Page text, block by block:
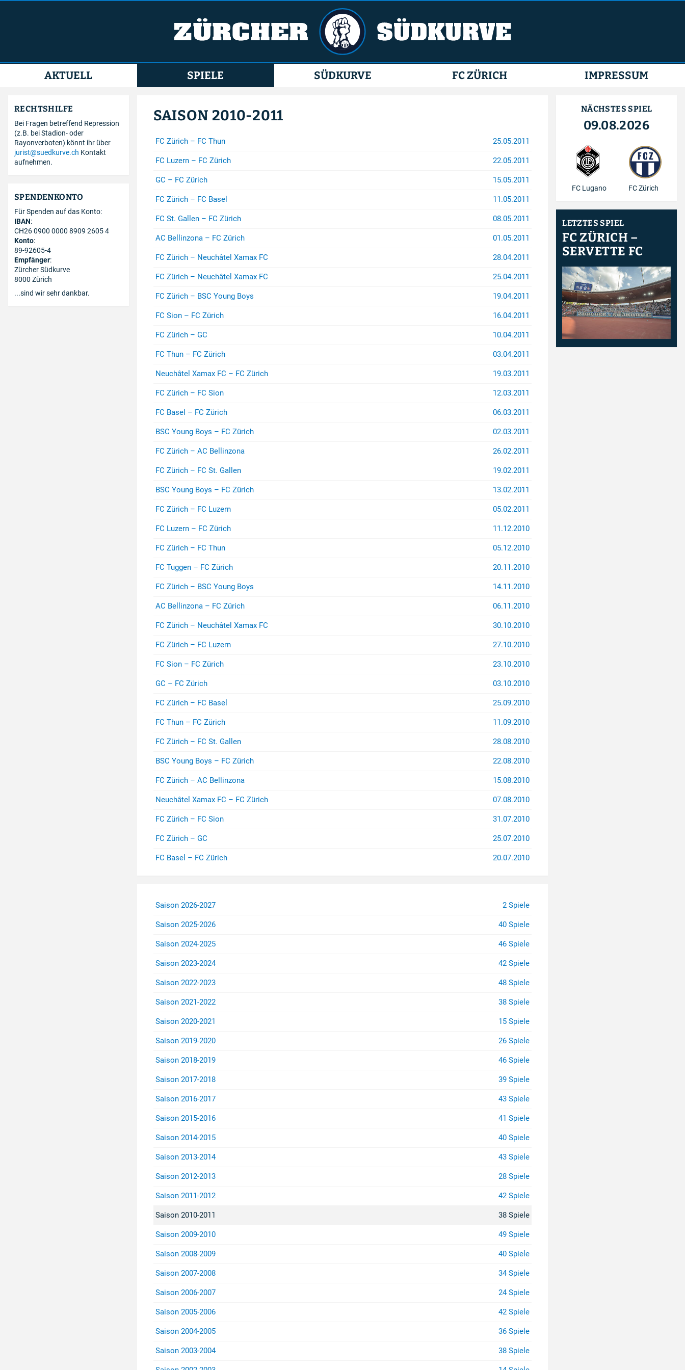
AKTUELL SPIELE SÜDKURVE FC ZÜRICH IMPRESSUM
SAISON 2010-2011
FC Zürich – FC Thun 25.05.2011
FC Luzern – FC Zürich 22.05.2011
GC – FC Zürich 15.05.2011
FC Zürich – FC Basel 11.05.2011
FC St. Gallen – FC Zürich 08.05.2011
AC Bellinzona – FC Zürich 01.05.2011
FC Zürich – Neuchâtel Xamax FC 28.04.2011
FC Zürich – Neuchâtel Xamax FC 25.04.2011
FC Zürich – BSC Young Boys 19.04.2011
FC Sion – FC Zürich 16.04.2011
FC Zürich – GC 10.04.2011
FC Thun – FC Zürich 03.04.2011
Neuchâtel Xamax FC – FC Zürich 19.03.2011
FC Zürich – FC Sion 12.03.2011
FC Basel – FC Zürich 06.03.2011
BSC Young Boys – FC Zürich 02.03.2011
FC Zürich – AC Bellinzona 26.02.2011
FC Zürich – FC St. Gallen 19.02.2011
BSC Young Boys – FC Zürich 13.02.2011
FC Zürich – FC Luzern 05.02.2011
FC Luzern – FC Zürich 11.12.2010
FC Zürich – FC Thun 05.12.2010
FC Tuggen – FC Zürich 20.11.2010
FC Zürich – BSC Young Boys 14.11.2010
AC Bellinzona – FC Zürich 06.11.2010
FC Zürich – Neuchâtel Xamax FC 30.10.2010
FC Zürich – FC Luzern 27.10.2010
FC Sion – FC Zürich 23.10.2010
GC – FC Zürich 03.10.2010
FC Zürich – FC Basel 25.09.2010
FC Thun – FC Zürich 11.09.2010
FC Zürich – FC St. Gallen 28.08.2010
BSC Young Boys – FC Zürich 22.08.2010
FC Zürich – AC Bellinzona 15.08.2010
Neuchâtel Xamax FC – FC Zürich 07.08.2010
FC Zürich – FC Sion 31.07.2010
FC Zürich – GC 25.07.2010
FC Basel – FC Zürich 20.07.2010
Saison 2026-2027 2 Spiele
Saison 2025-2026 40 Spiele
Saison 2024-2025 46 Spiele
Saison 2023-2024 42 Spiele
Saison 2022-2023 48 Spiele
Saison 2021-2022 38 Spiele
Saison 2020-2021 15 Spiele
Saison 2019-2020 26 Spiele
Saison 2018-2019 46 Spiele
Saison 2017-2018 39 Spiele
Saison 2016-2017 43 Spiele
Saison 2015-2016 41 Spiele
Saison 2014-2015 40 Spiele
Saison 2013-2014 43 Spiele
Saison 2012-2013 28 Spiele
Saison 2011-2012 42 Spiele
Saison 2010-2011 38 Spiele
Saison 2009-2010 49 Spiele
Saison 2008-2009 40 Spiele
Saison 2007-2008 34 Spiele
Saison 2006-2007 24 Spiele
Saison 2005-2006 42 Spiele
Saison 2004-2005 36 Spiele
Saison 2003-2004 38 Spiele
RECHTSHILFE
Bei Fragen betreffend Repression
(z.B. bei Stadion- oder
Rayonverboten) könnt ihr über
jurist@suedkurve.ch Kontakt
aufnehmen.
SPENDENKONTO
Für Spenden auf das Konto:
IBAN:
CH26 0900 0000 8909 2605 4
Konto:
89-92605-4
Empfänger:
Zürcher Südkurve
8000 Zürich
...sind wir sehr dankbar.
NÄCHSTES SPIEL
09.08.2026
FC Lugano FC Zürich
LETZTES SPIEL
FC ZÜRICH –
SERVETTE FC